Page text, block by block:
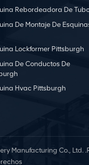
Rebordeadora De
De Montaje De
Lockformer Pittsburgh
De Conductos De
Hvac Pittsburgh
Manufacturing Co., Ltd.